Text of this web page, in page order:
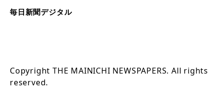
毎日新聞デジタル
Copyright THE MAINICHI NEWSPAPERS. All rights
reserved.